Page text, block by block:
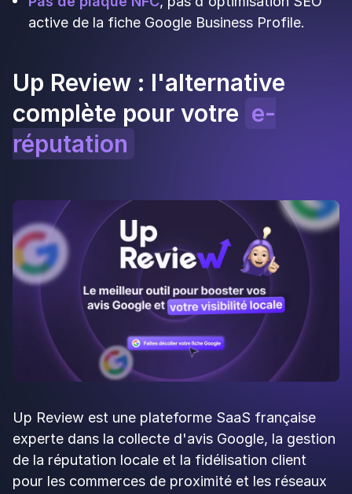
Level map : système de progression par
niveaux que le client débloque en réalisant des
Actions configurables : avis Google et
TripAdvisor, abonnements sociaux, achats,
parrainage, partage, UGC.
Déploiement multi-canal : QR codes en
magasin, e-mail, site web, réseaux sociaux.
expirations de bons, temps forts thématiques).
Accompagnement par des experts
gamification.
Forces :
Catalogue de jeux le plus profond parmi les
outils français de collecte d'avis.
Logos clients très forts : McDonald's,
Rex.
Cas client Eataly : plus de 1 000 avis Google
positifs par mois, communauté réactivée.
2 000+ adhérents, 1 million de joueurs par mois